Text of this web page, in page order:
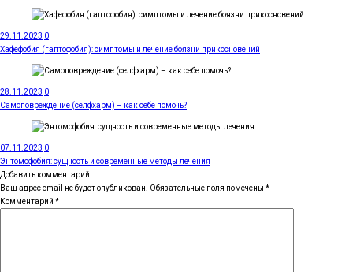
29.11.2023 0
Хафефобия (гаптофобия): симптомы и лечение боязни прикосновений
28.11.2023 0
Самоповреждение (селфхарм) – как себе помочь?
07.11.2023 0
Энтомофобия: сущность и современные методы лечения
Добавить комментарий
Ваш адрес email не будет опубликован.
Обязательные поля помечены *
Комментарий *